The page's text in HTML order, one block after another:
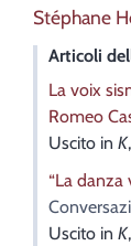
Stéphane
Articoli
La voix
Romeo
Uscito in K,
“La
Uscito in K,